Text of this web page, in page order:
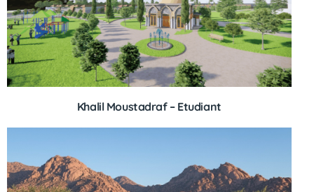
Khalil Moustadraf – Etudiant